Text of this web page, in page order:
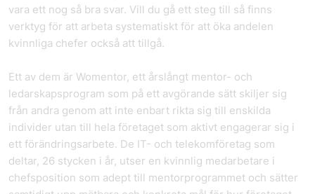
vara ett nog så bra svar. Vill du gå ett steg till så finns
verktyg för att arbeta systematiskt för att öka andelen
kvinnliga chefer också att tillgå.
Ett av dem är Womentor, ett årslångt mentor- och
ledarskapsprogram som på ett avgörande sätt skiljer sig
från andra genom att inte enbart rikta sig till enskilda
individer utan till hela företaget som aktivt engagerar sig i
ett förändringsarbete. De IT- och telekomföretag som
deltar, 26 stycken i år, utser en kvinnlig medarbetare i
chefsposition som adept till mentorprogrammet och sätter